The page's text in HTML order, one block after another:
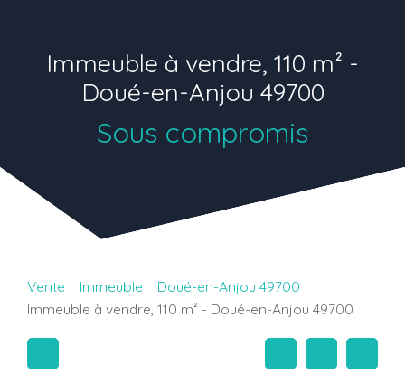
Immeuble à vendre, 110 m² -
Doué-en-Anjou 49700
Sous compromis
Vente Immeuble
Doué-en-Anjou 49700
Immeuble à vendre, 110 m² - Doué-en-Anjou 49700